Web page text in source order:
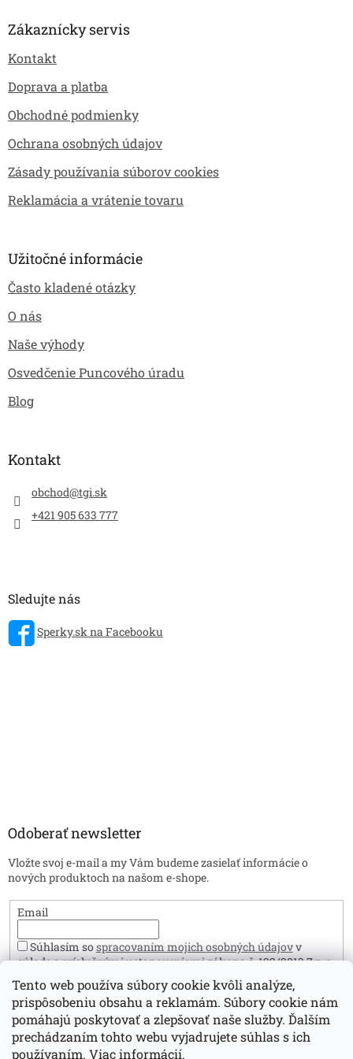
Tento web používa súbory cookie kvôli analýze,
prispôsobeniu obsahu a reklamám. Súbory cookie nám
pomáhajú poskytovať a zlepšovať naše služby. Ďalším
prechádzaním tohto webu vyjadrujete súhlas s ich
používaním. Viac informácií.
Zákaznícky servis
Kontakt
Doprava a platba
Obchodné podmienky
Ochrana osobných údajov
Zásady používania súborov cookies
Reklamácia a vrátenie tovaru
Užitočné informácie
Často kladené otázky
O nás
Naše výhody
Osvedčenie Puncového úradu
Blog
Kontakt
obchod@tgi.sk
+421 905 633 777
Sledujte nás
Sperky.sk na Facebooku
Odoberať newsletter
Vložte svoj e-mail a my Vám budeme zasielať informácie o
nových produktoch na našom e-shope.
Email
Súhlasím sospracovaním mojich osobných údajovv
súlade s príslušnými ustanoveniami zákona č. 122/2013 Z.z. o
ochrane osobných údajov. Zároveň prehlasujem, že mám viac
ako 16 rokov.
Prihlásiť sa